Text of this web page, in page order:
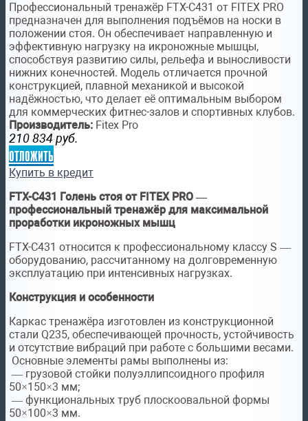
Профессиональный тренажёр FTX-C431 от FITEX PRO
предназначен для выполнения подъёмов на носки в
положении стоя. Он обеспечивает направленную и
эффективную нагрузку на икроножные мышцы,
способствуя развитию силы, рельефа и выносливости
нижних конечностей. Модель отличается прочной
конструкцией, плавной механикой и высокой
надёжностью, что делает её оптимальным выбором
для коммерческих фитнес-залов и спортивных клубов.
Производитель: Fitex Pro
210 834 руб.
отложить
Купить в кредит
FTX-C431 Голень стоя от FITEX PRO —
профессиональный тренажёр для максимальной
проработки икроножных мышц
FTX-C431 относится к профессиональному классу S —
оборудованию, рассчитанному на долговременную
эксплуатацию при интенсивных нагрузках.
Конструкция и особенности
Каркас тренажёра изготовлен из конструкционной
стали Q235, обеспечивающей прочность, устойчивость
и отсутствие вибраций при работе с большими весами.
Основные элементы рамы выполнены из:
— грузовой стойки полуэллипсоидного профиля
50×150×3 мм;
— функциональных труб плоскоовальной формы
50×100×3 мм.